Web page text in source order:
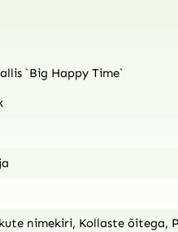
`Big Happy Time`
nimekiri, Kollaste õitega,